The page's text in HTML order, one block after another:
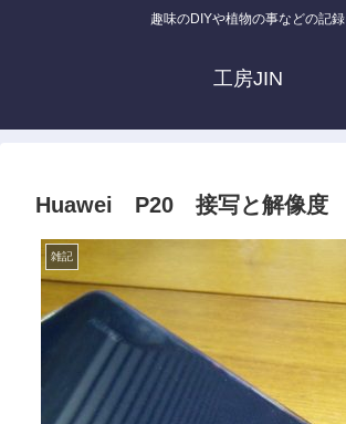
趣味のDIYや植物の事などの記録
工房JIN
Huawei P20 接写と解像度
雑記